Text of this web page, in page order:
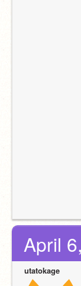
April
utatokage